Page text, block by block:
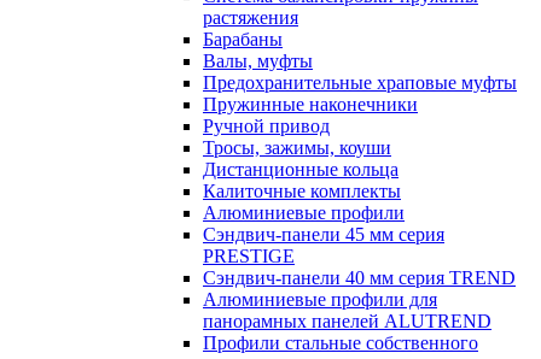
растяжения
Барабаны
Валы, муфты
Предохранительные храповые муфты
Пружинные наконечники
Ручной привод
Тросы, зажимы, коуши
Дистанционные кольца
Калиточные комплекты
Алюминиевые профили
Сэндвич-панели 45 мм серия
PRESTIGE
Сэндвич-панели 40 мм серия TREND
Алюминиевые профили для
панорамных панелей ALUTREND
Профили стальные собственного